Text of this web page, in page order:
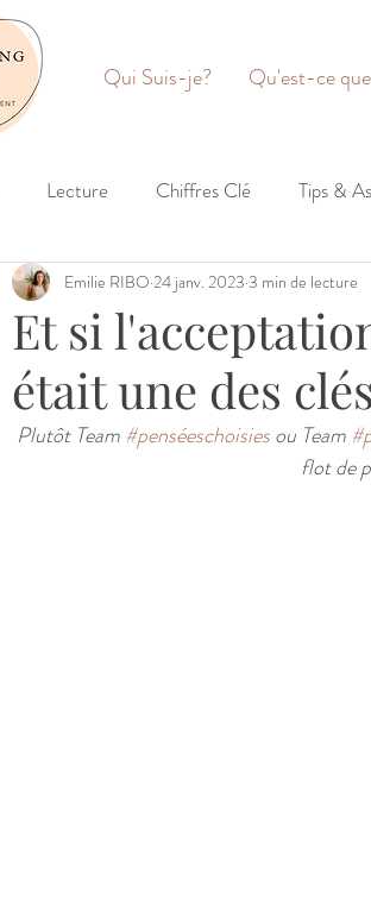
Qui Suis-je? Qu'est-ce
Lecture Chiffres Clé Tips &
Et si
était une des
Emilie RIBO 24 janv. 2023 3 min de lecture
Plutôt Team #penséeschoisies ou Team
flot de